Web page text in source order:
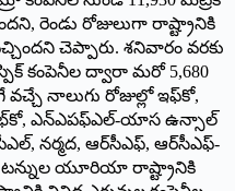
రెండు రోజులుగా రాష్ట్రానికి
చెప్పారు. శనివారం వరకు
కంపెనీల ద్వారా మరో 5,680
నాలుగు రోజుల్లో ఇఫ్‌కో,
ఎన్‌ఎపఫ్‌ఎల్‌-యాస ఉన్సాల్‌
నర్మద, ఆర్‌సీఎఫ్‌, ఆర్‌సీఎఫ్‌-
టన్నుల యూరియా రాష్ట్రానికి